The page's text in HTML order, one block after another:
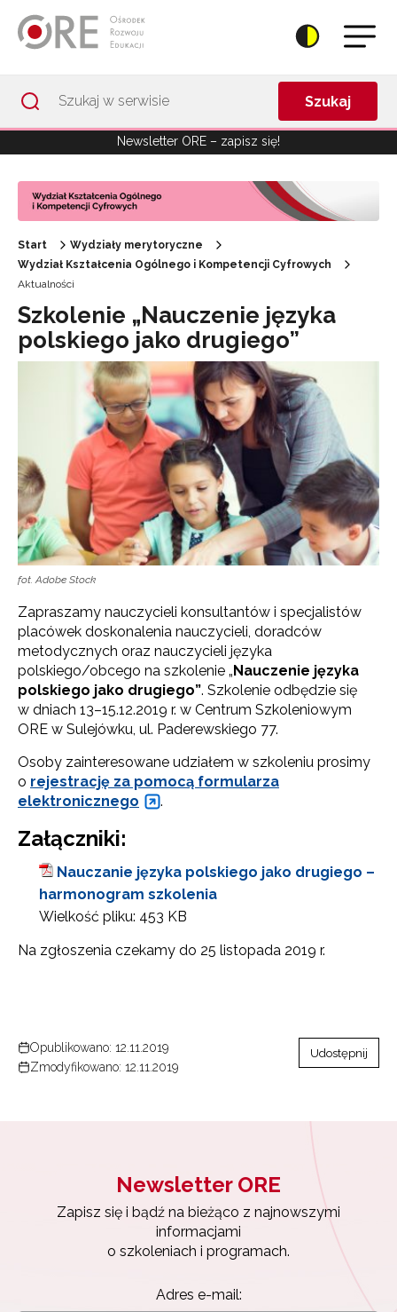
Szukaj
Newsletter ORE – zapisz się!
Start
Wydziały merytoryczne
Wydział Kształcenia Ogólnego i Kompetencji Cyfrowych
Aktualności
Szkolenie „Nauczenie języka
polskiego jako drugiego”
fot. Adobe Stock
Zapraszamy nauczycieli konsultantów i specjalistów
placówek doskonalenia nauczycieli, doradców
metodycznych oraz nauczycieli języka
polskiego/obcego na szkolenie „Nauczenie języka
polskiego jako drugiego”. Szkolenie odbędzie się
w dniach 13–15.12.2019 r. w Centrum Szkoleniowym
ORE w Sulejówku, ul. Paderewskiego 77.
Osoby zainteresowane udziałem w szkoleniu prosimy
o rejestrację za pomocą formularza
elektronicznego
.
Załączniki:
Nauczanie języka polskiego jako drugiego –
harmonogram szkolenia
Wielkość pliku: 453 KB
Na zgłoszenia czekamy do 25 listopada 2019 r.
Opublikowano: 12.11.2019
Zmodyfikowano: 12.11.2019
Udostępnij
Newsletter ORE
Zapisz się i bądź na bieżąco z najnowszymi
informacjami
o szkoleniach i programach.
Adres e-mail: